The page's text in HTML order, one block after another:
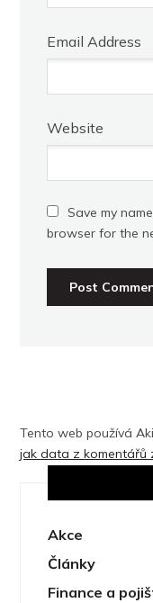
Email Address
Website
Save my
browser for the
Tento web používá
jak data z komentářů
Akce
Články
Finance a